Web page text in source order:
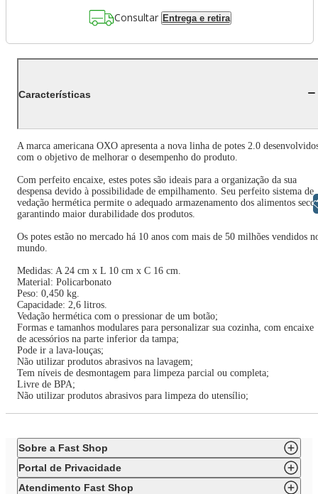
Consultar Entrega e retira
Características
A marca americana OXO apresenta a nova linha de potes 2.0
com o objetivo de melhorar o desempenho do produto.
Com perfeito encaixe, estes potes são ideais para a organização da sua
despensa devido à possibilidade de empilhamento. Seu perfeito sistema de
vedação hermética permite o adequado armazenamento dos alimentos
garantindo maior durabilidade dos produtos.
Os potes estão no mercado há 10 anos com mais de 50 milhões vendidos
mundo.
Medidas: A 24 cm x L 10 cm x C 16 cm.
Material: Policarbonato
Peso: 0,450 kg.
Capacidade: 2,6 litros.
Vedação hermética com o pressionar de um botão;
Formas e tamanhos modulares para personalizar sua cozinha, com encaixe
de acessórios na parte inferior da tampa;
Pode ir a lava-louças;
Não utilizar produtos abrasivos na lavagem;
Tem níveis de desmontagem para limpeza parcial ou completa;
Livre de BPA;
Não utilizar produtos abrasivos para limpeza do utensílio;
Sobre a Fast Shop
Portal de Privacidade
Atendimento Fast Shop
Libras